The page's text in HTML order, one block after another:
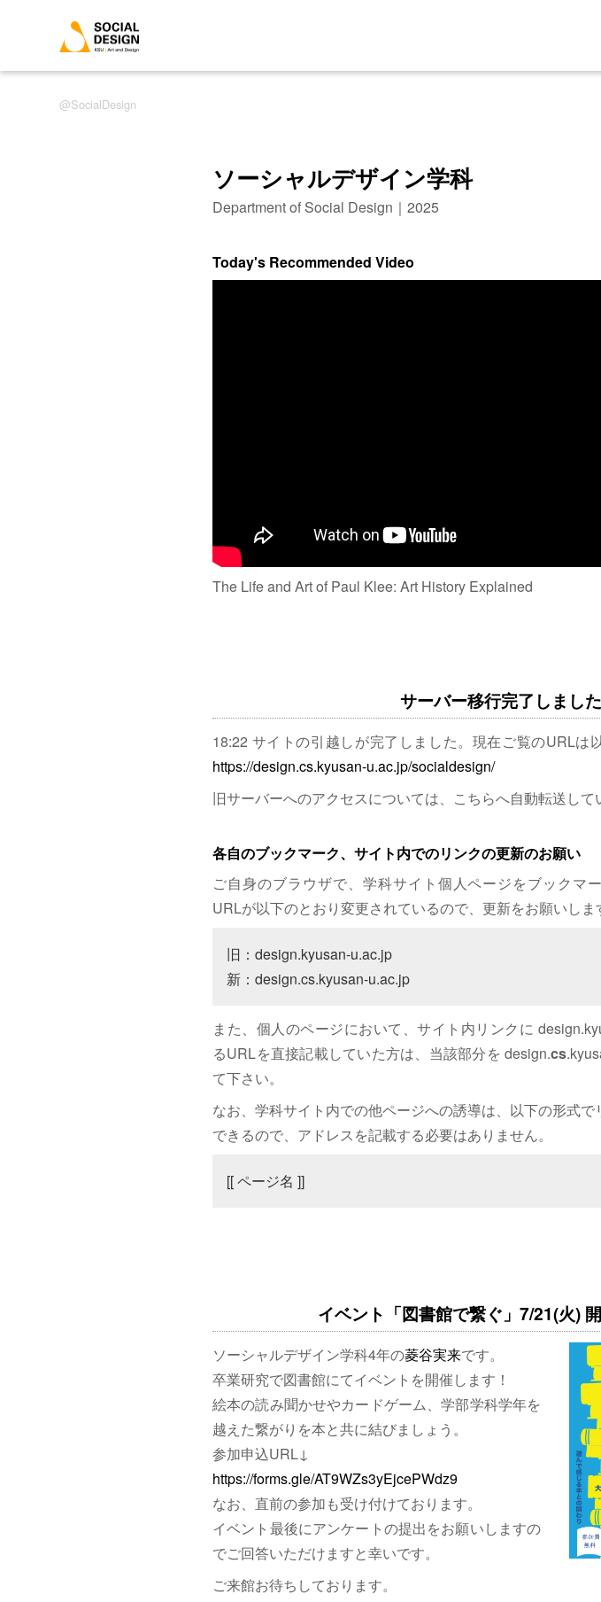
SocialDesign
ソーシャルデザイン学科
Department of Social Design｜2025
Today's Recommended Video
The Life and Art of Paul Klee: Art History Explained
サーバー移行完了しまし
18:22 サイトの引越しが完了しました。現在ご覧のURLは
https://design.cs.kyusan-u.ac.jp/socialdesign/
旧サーバーへのアクセスについては、こちらへ自動転送して
各自のブックマーク、サイト内でのリンクの更新のお願い
ご自身のブラウザで、学科サイト個人ページをブックマ
URLが以下のとおり変更されているので、更新をお願いしま
旧：design.kyusan-u.ac.jp
新：design.cs.kyusan-u.ac.jp
また、個人のページにおいて、サイト内リンクに
るURLを直接記載していた方は、当該部分を design.cs
て下さい。
なお、学科サイト内での他ページへの誘導は、以下の形式
できるので、アドレスを記載する必要はありません。
[[ ページ名 ]]
イベント「図書館で繋ぐ」7/21(火)
ソーシャルデザイン学科4年の菱谷実来です。
卒業研究で図書館にてイベントを開催します！
絵本の読み聞かせやカードゲーム、学部学科学年を
越えた繋がりを本と共に結びましょう。
参加申込URL↓
https://forms.gle/AT9WZs3yEjcePWdz9
なお、直前の参加も受け付けております。
イベント最後にアンケートの提出をお願いしますの
でご回答いただけますと幸いです。
ご来館お待ちしております。